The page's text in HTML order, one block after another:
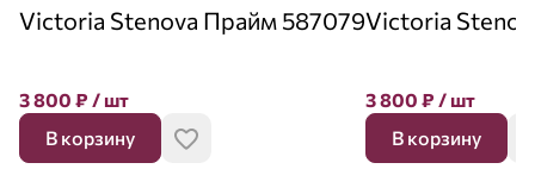
Victoria Stenova Прайм 587079
3 800 ₽ / шт
В корзину
Victoria
3 800 ₽ / шт
В корзину